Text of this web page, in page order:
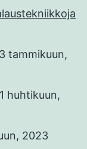
tammikuun,
1 huhtikuun,
2023